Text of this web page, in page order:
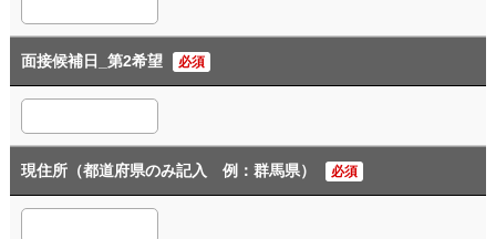
面接候補日_第2希望 必須
現住所（都道府県のみ記入 例：群馬県） 必須